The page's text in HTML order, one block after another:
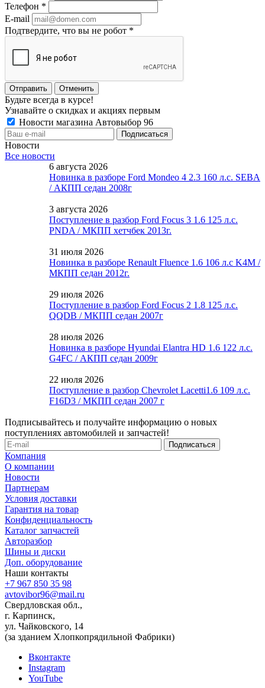
Телефон *
E-mail
Подтвердите, что вы не робот *
Отменить
Будьте всегда в курсе!
Узнавайте о скидках и акциях первым
Новости магазина Автовыбор 96
Новости
Все новости
6 августа 2026
Новинка в разборе Ford Mondeo 4 2.3 160 л.с. SEBA
/ АКПП седан 2008г
3 августа 2026
Поступление в разбор Ford Focus 3 1.6 125 л.с.
PNDA / МКПП хетчбек 2013г.
31 июля 2026
Новинка в разборе Renault Fluence 1.6 106 л.с K4M /
МКПП седан 2012г.
29 июля 2026
Поступление в разбор Ford Focus 2 1.8 125 л.с.
QQDB / МКПП седан 2007г
28 июля 2026
Новинка в разборе Hyundai Elantra HD 1.6 122 л.с.
G4FC / АКПП седан 2009г
22 июля 2026
Поступление в разбор Chevrolet Lacetti1.6 109 л.с.
F16D3 / МКПП седан 2007 г
Подписывайтесь и получайте информацию о новых
поступлениях автомобилей и запчастей!
Компания
О компании
Новости
Партнерам
Условия доставки
Гарантия на товар
Конфиденциальность
Каталог запчастей
Авторазбор
Шины и диски
Доп. оборудование
Наши контакты
+7 967 850 35 98
avtovibor96@mail.ru
Свердловская обл.,
г. Карпинск,
ул. Чайковского, 14
(за зданием Хлопкопрядильной Фабрики)
Вконтакте
Instagram
YouTube